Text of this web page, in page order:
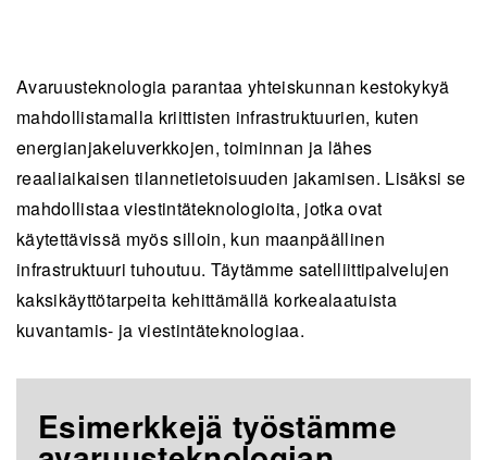
Avaruusteknologia parantaa yhteiskunnan kestokykyä
mahdollistamalla kriittisten infrastruktuurien, kuten
energianjakeluverkkojen, toiminnan ja lähes
reaaliaikaisen tilannetietoisuuden jakamisen. Lisäksi se
mahdollistaa viestintäteknologioita, jotka ovat
käytettävissä myös silloin, kun maanpäällinen
infrastruktuuri tuhoutuu. Täytämme satelliittipalvelujen
kaksikäyttötarpeita kehittämällä korkealaatuista
kuvantamis- ja viestintäteknologiaa.
Esimerkkejä työstämme